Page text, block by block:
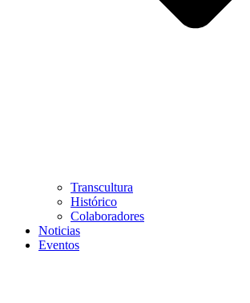
Transcultura
Histórico
Colaboradores
Noticias
Eventos